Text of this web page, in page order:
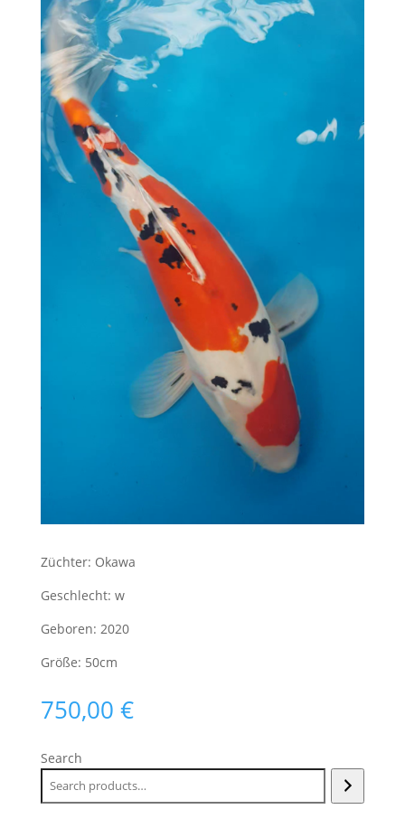
Züchter: Okawa
Geschlecht: w
Geboren: 2020
Größe: 50cm
750,00 €
Search